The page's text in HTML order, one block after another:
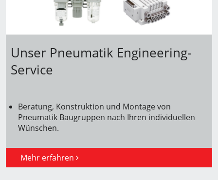
Unser Pneumatik Engineering-
Service
Beratung, Konstruktion und Montage von
Pneumatik Baugruppen nach Ihren individuellen
Wünschen.
Mehr erfahren